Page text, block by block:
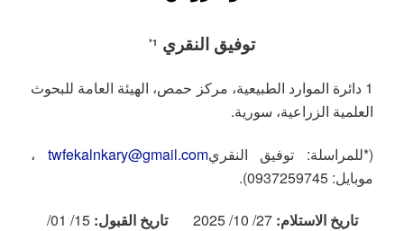
توفيق النقري 1
*
1 دائرة الموارد الطبيعية، مركز حمص، الهيئة العامة للبحوث
العلمية الزراعية، سورية.
(*للمراسلة: توفيق النقريtwfekalnkary@gmail.com ،
موبايل: 0937259745).
تاريخ الاستلام:27/ 10/ 2025 تاريخ القبول:
15/ 01/